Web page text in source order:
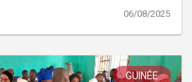
06/08/2025
GUINÉE